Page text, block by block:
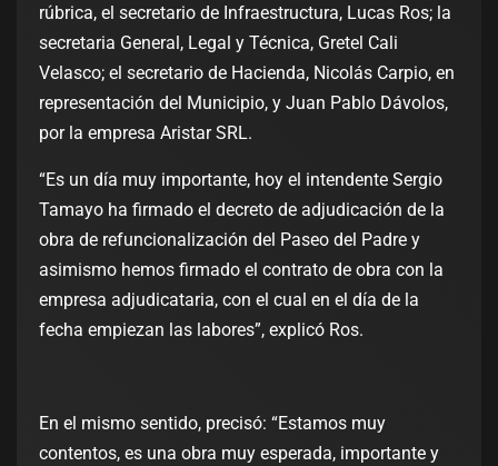
rúbrica, el secretario de Infraestructura, Lucas Ros; la
secretaria General, Legal y Técnica, Gretel Cali
Velasco; el secretario de Hacienda, Nicolás Carpio, en
representación del Municipio, y Juan Pablo Dávolos,
por la empresa Aristar SRL.
“Es un día muy importante, hoy el intendente Sergio
Tamayo ha firmado el decreto de adjudicación de la
obra de refuncionalización del Paseo del Padre y
asimismo hemos firmado el contrato de obra con la
empresa adjudicataria, con el cual en el día de la
fecha empiezan las labores”, explicó Ros.
En el mismo sentido, precisó: “Estamos muy
contentos, es una obra muy esperada, importante y